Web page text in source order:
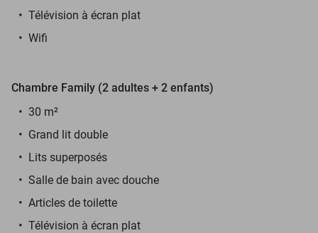
Télévision à écran plat
Wifi
Chambre Family (2 adultes + 2 enfants)
30 m²
Grand lit double
Lits superposés
Salle de bain avec douche
Articles de toilette
Télévision à écran plat